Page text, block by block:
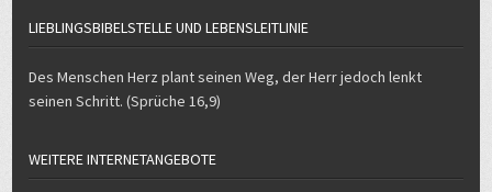
LIEBLINGSBIBELSTELLE UND LEBENSLEITLINIE
Des Menschen Herz plant seinen Weg, der Herr jedoch lenkt
seinen Schritt. (Sprüche 16,9)
WEITERE INTERNETANGEBOTE